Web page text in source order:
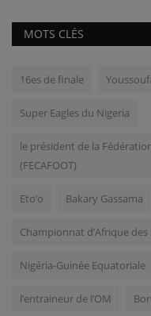
MOTS CLÉS
16es de finale
Super Eagles du Nigeria
le président de la
(FECAFOOT)
Eto’o Bakary Gassama
Championnat d’Afrique
Nigéria-Guinée Equatoriale
l’entraineur de l’OM